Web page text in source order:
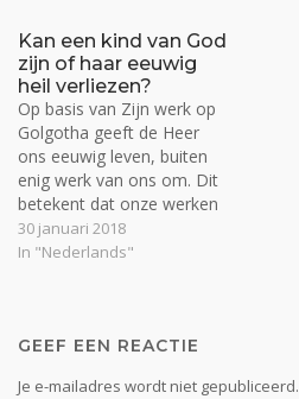
verzamelt ze en werpt ze in
het vuur en…
Kan een kind van God
zijn of haar eeuwig
heil verliezen?
Op basis van Zijn werk op
Golgotha geeft de Heer
ons eeuwig leven, buiten
enig werk van ons om. Dit
betekent dat onze werken
geen invloed kunnen
hebben op het werk dat
door onze werken. Wij
30 januari 2018
In "Nederlands"
GEEF EEN REACTIE
Je e-mailadres wordt niet gepubliceerd.